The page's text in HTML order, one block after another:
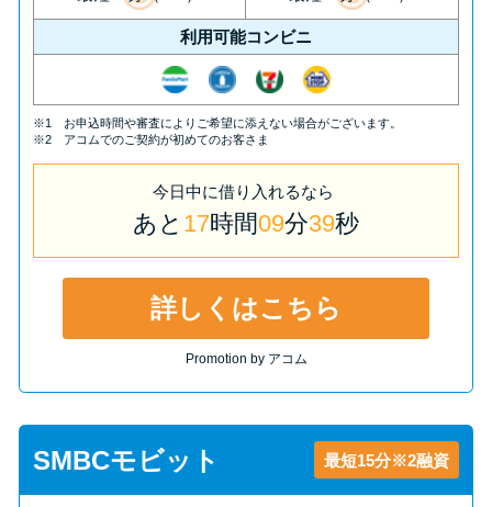
方法はどれ？
年収が低い＆他社借入があると
落ちる？バンクイックの口コミ
を分析
みずほ銀行カードローンの問い
合わせ先とシーン別の問い合わ
せ方法
利用可能コンビニ
※1 お申込時間や審査によりご希望に添えない場合がございます。
※2 アコムでのご契約が初めてのお客さま
今日中に借り入れるなら
あと 17時間09分39秒
詳しくはこちら
Promotion by アコム
SMBCモビット 最短15分※2融資